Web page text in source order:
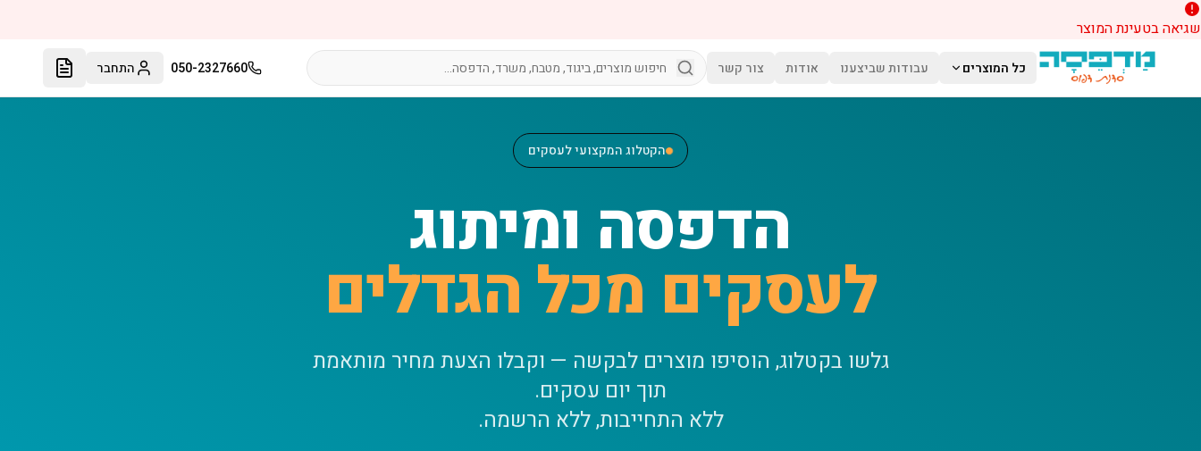
שגיאה בטעינת המוצר
דלג לתוכן הראשי
כל המוצרים עבודות שביצענו אודות צור קשר 050-2327660 התחבר
הקטלוג המקצועי לעסקים
הדפסה ומיתוג
לעסקים מכל הגדלים
גלשו בקטלוג, הוסיפו מוצרים לבקשה — וקבלו הצעת מחיר מותאמת
תוך יום עסקים.
ללא התחייבות, ללא הרשמה.